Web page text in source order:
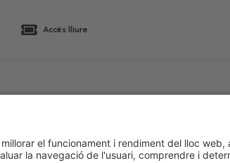
Accés lliure